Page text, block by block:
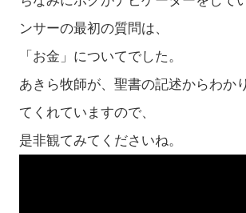
ンサーの最初の質問は、
「お金」についてでした。
あきら牧師が、聖書の記述からわか
てくれていますので、
是非観てみてくださいね。